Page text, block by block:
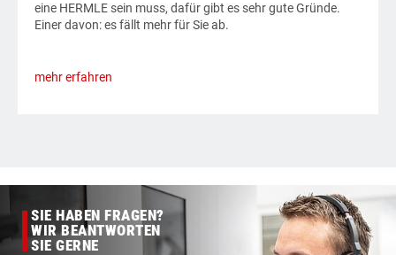
eine HERMLE sein muss, dafür gibt es sehr gute Gründe.
Einer davon: es fällt mehr für Sie ab.
mehr erfahren
SIE HABEN FRAGEN?
WIR BEANTWORTEN
SIE GERNE